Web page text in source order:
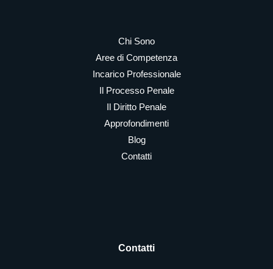
Chi Sono
Aree di Competenza
Incarico Professionale
Il Processo Penale
Il Diritto Penale
Approfondimenti
Blog
Contatti
Contatti